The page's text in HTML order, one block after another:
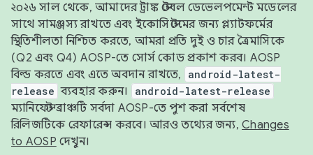
২০২৬ সাল থেকে, আমাদের ট্রাঙ্ক স্টেবল ডেভেলপমেন্ট মডেলের
সাথে সামঞ্জস্য রাখতে এবং ইকোসিস্টেমের জন্য প্ল্যাটফর্মের
স্থিতিশীলতা নিশ্চিত করতে, আমরা প্রতি দুই ও চার ত্রৈমাসিকে
(Q2 এবং Q4) AOSP-তে সোর্স কোড প্রকাশ করব। AOSP
বিল্ড করতে এবং এতে অবদান রাখতে,
android-latest-
release ব্যবহার করুন। android-latest-release
ম্যানিফেস্ট ব্রাঞ্চটি সর্বদা AOSP-তে পুশ করা সর্বশেষ
রিলিজটিকে রেফারেন্স করবে। আরও তথ্যের জন্য, Changes
to AOSP দেখুন।